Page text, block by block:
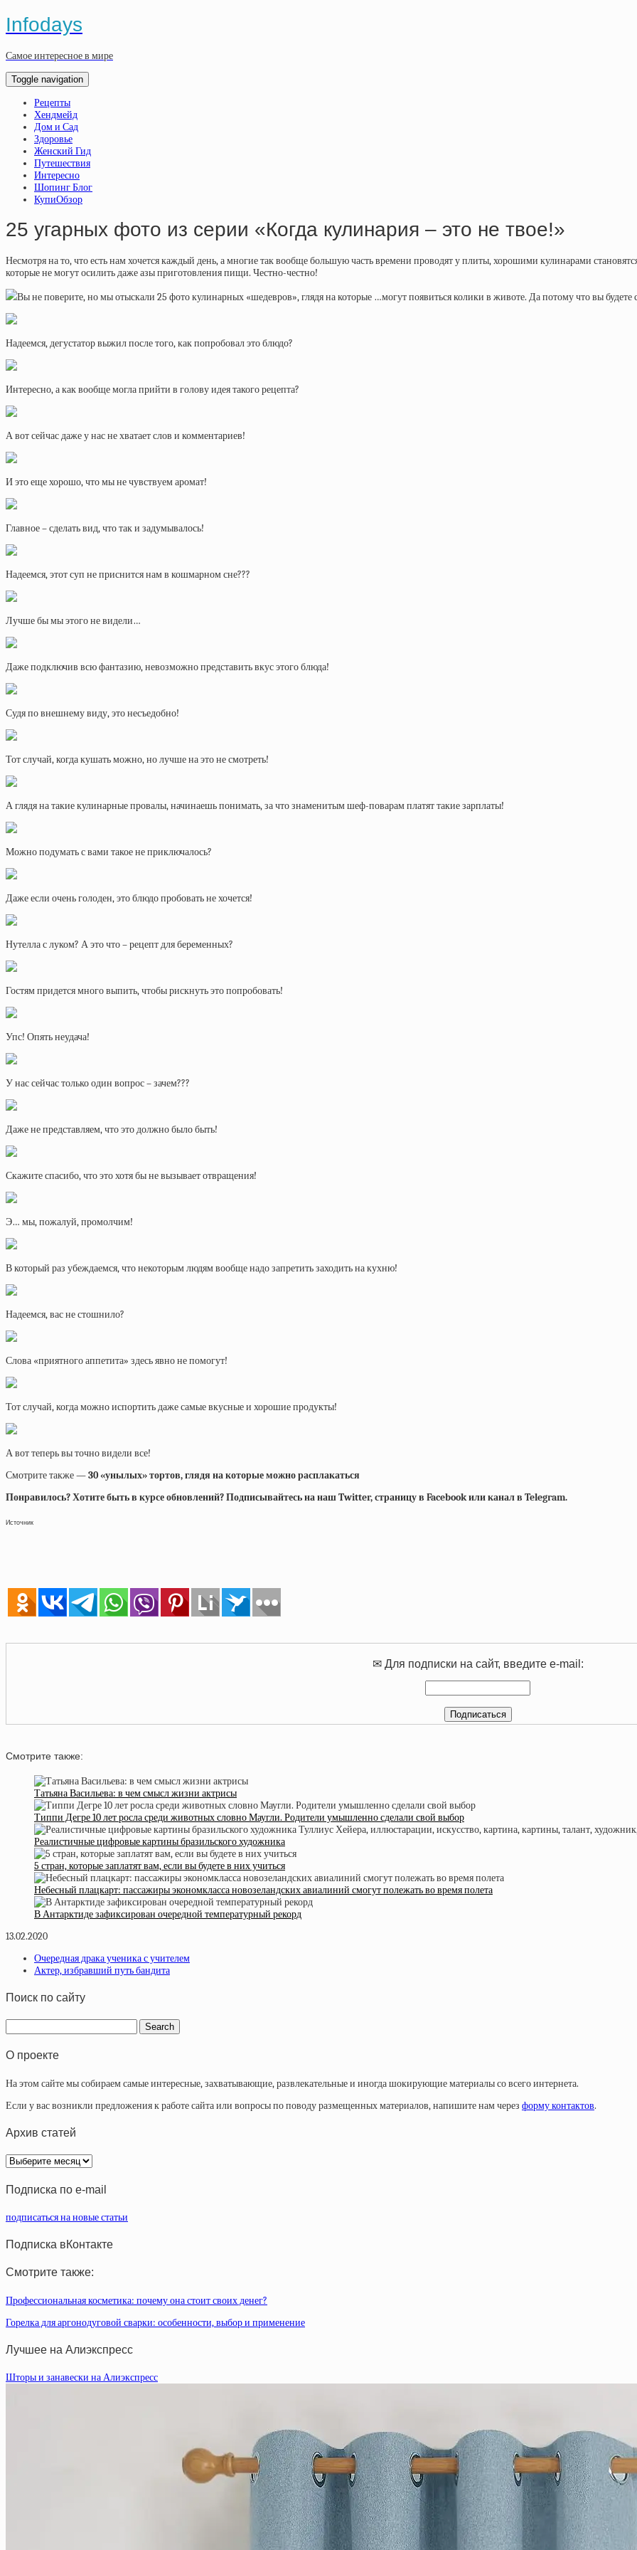
Infodays
Самое интересное в мире
Toggle navigation
Рецепты
Хендмейд
Дом и Сад
Здоровье
Женский Гид
Путешествия
Интересно
Шопинг Блог
КупиОбзор
25 угарных фото из серии «Когда кулинария – это не твое!»
Несмотря на то, что есть нам хочется каждый день, а многие так вообще большую часть времени проводят у плиты, хорошими кулинарами
которые не могут осилить даже азы приготовления пищи. Честно-честно!
Вы не поверите, но мы отыскали 25 фото кулинарных «шедевров», глядя на которые …могут появиться колики в животе. Да потому что вы будете
Надеемся, дегустатор выжил после того, как попробовал это блюдо?
Интересно, а как вообще могла прийти в голову идея такого рецепта?
А вот сейчас даже у нас не хватает слов и комментариев!
И это еще хорошо, что мы не чувствуем аромат!
Главное – сделать вид, что так и задумывалось!
Надеемся, этот суп не приснится нам в кошмарном сне???
Лучше бы мы этого не видели…
Даже подключив всю фантазию, невозможно представить вкус этого блюда!
Судя по внешнему виду, это несъедобно!
Тот случай, когда кушать можно, но лучше на это не смотреть!
А глядя на такие кулинарные провалы, начинаешь понимать, за что знаменитым шеф-поварам платят такие зарплаты!
Можно подумать с вами такое не приключалось?
Даже если очень голоден, это блюдо пробовать не хочется!
Нутелла с луком? А это что – рецепт для беременных?
Гостям придется много выпить, чтобы рискнуть это попробовать!
Упс! Опять неудача!
У нас сейчас только один вопрос – зачем???
Даже не представляем, что это должно было быть!
Скажите спасибо, что это хотя бы не вызывает отвращения!
Э… мы, пожалуй, промолчим!
В который раз убеждаемся, что некоторым людям вообще надо запретить заходить на кухню!
Надеемся, вас не стошнило?
Слова «приятного аппетита» здесь явно не помогут!
Тот случай, когда можно испортить даже самые вкусные и хорошие продукты!
А вот теперь вы точно видели все!
Смотрите также —30 «унылых» тортов, глядя на которые можно расплакаться
Понравилось? Хотите быть в курсе обновлений? Подписывайтесь на наш Twitter, страницу в Facebook или канал в Telegram.
Источник
✉ Для подписки на сайт, введите e-mail:
Смотрите также:
Татьяна Васильева: в чем смысл жизни актрисы
Типпи Дегре 10 лет росла среди животных словно Маугли. Родители умышленно сделали свой выбор
Реалистичные цифровые картины бразильского художника
5 стран, которые заплатят вам, если вы будете в них учиться
Небесный плацкарт: пассажиры экономкласса новозеландских авиалиний смогут полежать во время полета
В Антарктиде зафиксирован очередной температурный рекорд
13.02.2020
Очередная драка ученика с учителем
Актер, избравший путь бандита
Поиск по сайту
О проекте
На этом сайте мы собираем самые интересные, захватывающие, развлекательные и иногда шокирующие материалы со всего интернета.
Если у вас возникли предложения к работе сайта или вопросы по поводу размещенных материалов, напишите нам через форму контактов.
Архив статей
Архив
статей
Подписка по e-mail
подписаться на новые статьи
Подписка вКонтакте
Смотрите также:
Профессиональная косметика: почему она стоит своих денег?
Горелка для аргонодуговой сварки: особенности, выбор и применение
Лучшее на Алиэкспресс
Шторы и занавески на Алиэкспресс